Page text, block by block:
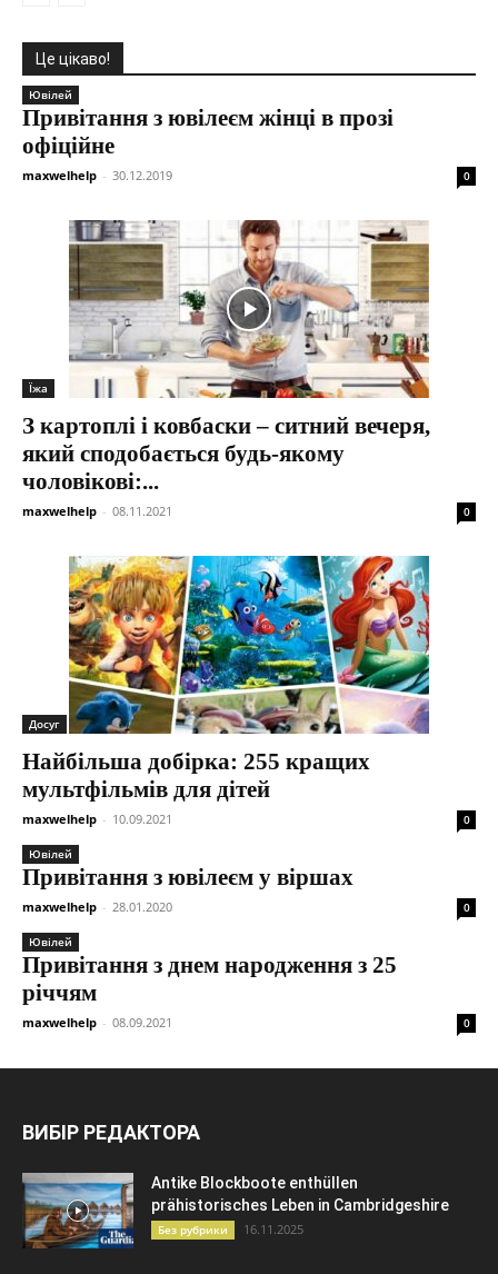
Це цікаво!
Ювілей
Привітання з ювілеєм жінці в прозі
офіційне
maxwelhelp - 30.12.2019 0
Їжа
З картоплі і ковбаски – ситний вечеря,
який сподобається будь-якому
чоловікові:...
maxwelhelp - 08.11.2021 0
Досуг
Найбільша добірка: 255 кращих
мультфільмів для дітей
maxwelhelp - 10.09.2021 0
Ювілей
Привітання з ювілеєм у віршах
maxwelhelp - 28.01.2020 0
Ювілей
Привітання з днем народження з 25
річчям
maxwelhelp - 08.09.2021 0
ВИБІР РЕДАКТОРА
Antike Blockboote enthüllen
prähistorisches Leben in Cambridgeshire
Без рубрики 16.11.2025